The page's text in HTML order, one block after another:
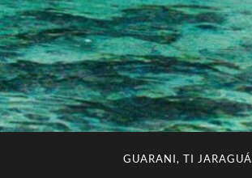
GUARANI, TI JARAGUÁ